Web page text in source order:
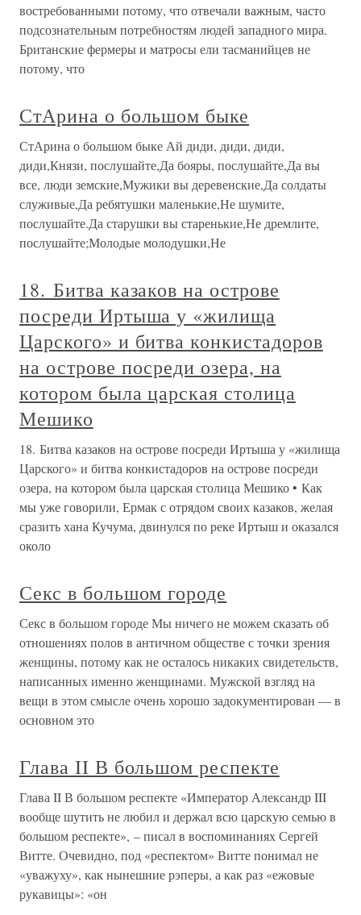
востребованными потому, что отвечали важным, часто
подсознательным потребностям людей западного мира.
Британские фермеры и матросы ели тасманийцев не
потому, что
СтАрина о большом быке
СтАрина о большом быке Ай диди, диди, диди,
диди,Князи, послушайте,Да бояры, послушайте,Да вы
все, люди земские,Мужики вы деревенские,Да солдаты
служивые,Да ребятушки маленькие,Не шумите,
послушайте.Да старушки вы старенькие,Не дремлите,
послушайте;Молодые молодушки,Не
18. Битва казаков на острове
посреди Иртыша у «жилища
Царского» и битва конкистадоров
на острове посреди озера, на
котором была царская столица
Мешико
18. Битва казаков на острове посреди Иртыша у «жилища
Царского» и битва конкистадоров на острове посреди
озера, на котором была царская столица Мешико • Как
мы уже говорили, Ермак с отрядом своих казаков, желая
сразить хана Кучума, двинулся по реке Иртыш и оказался
около
Секс в большом городе
Секс в большом городе Мы ничего не можем сказать об
отношениях полов в античном обществе с точки зрения
женщины, потому как не осталось никаких свидетельств,
написанных именно женщинами. Мужской взгляд на
вещи в этом смысле очень хорошо задокументирован — в
основном это
Глава II В большом респекте
Глава II В большом респекте «Император Александр III
вообще шутить не любил и держал всю царскую семью в
большом респекте», – писал в воспоминаниях Сергей
Витте. Очевидно, под «респектом» Витте понимал не
«уважуху», как нынешние рэперы, а как раз «ежовые
рукавицы»: «он